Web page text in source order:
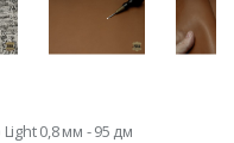
0,8 мм - 95 дм